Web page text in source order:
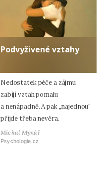
Podvyživené vztahy
Nedostatek péče a zájmu
zabíjí vztah pomalu
a nenápadně. A pak „najednou“
přijde třeba nevěra.
Michal Mynář
Psychologie.cz